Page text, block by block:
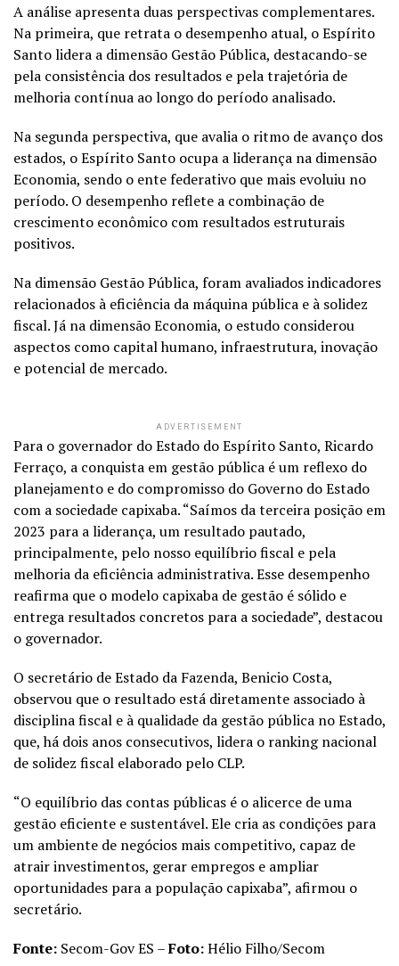
A análise apresenta duas perspectivas complementares.
Na primeira, que retrata o desempenho atual, o Espírito
Santo lidera a dimensão Gestão Pública, destacando-se
pela consistência dos resultados e pela trajetória de
melhoria contínua ao longo do período analisado.
Na segunda perspectiva, que avalia o ritmo de avanço dos
estados, o Espírito Santo ocupa a liderança na dimensão
Economia, sendo o ente federativo que mais evoluiu no
período. O desempenho reflete a combinação de
crescimento econômico com resultados estruturais
positivos.
Na dimensão Gestão Pública, foram avaliados indicadores
relacionados à eficiência da máquina pública e à solidez
fiscal. Já na dimensão Economia, o estudo considerou
aspectos como capital humano, infraestrutura, inovação
e potencial de mercado.
ADVERTISEMENT
Para o governador do Estado do Espírito Santo, Ricardo
Ferraço, a conquista em gestão pública é um reflexo do
planejamento e do compromisso do Governo do Estado
com a sociedade capixaba. “Saímos da terceira posição em
2023 para a liderança, um resultado pautado,
principalmente, pelo nosso equilíbrio fiscal e pela
melhoria da eficiência administrativa. Esse desempenho
reafirma que o modelo capixaba de gestão é sólido e
entrega resultados concretos para a sociedade”, destacou
o governador.
O secretário de Estado da Fazenda, Benicio Costa,
observou que o resultado está diretamente associado à
disciplina fiscal e à qualidade da gestão pública no Estado,
que, há dois anos consecutivos, lidera o ranking nacional
de solidez fiscal elaborado pelo CLP.
“O equilíbrio das contas públicas é o alicerce de uma
gestão eficiente e sustentável. Ele cria as condições para
um ambiente de negócios mais competitivo, capaz de
atrair investimentos, gerar empregos e ampliar
oportunidades para a população capixaba”, afirmou o
secretário.
Fonte: Secom-Gov ES –Foto:Hélio Filho/Secom